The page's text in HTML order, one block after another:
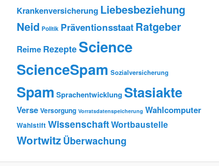
Krankenversicherung Liebesbeziehung
Neid Politik PräventionsstaatRatgeber
Reime Rezepte Science
ScienceSpam Sozialversicherung
Spam Sprachentwicklung Stasiakte
Verse Versorgung Vorratsdatenspeicherung Wahlcomputer
Wahlstift WissenschaftWortbaustelle
WortwitzÜberwachung